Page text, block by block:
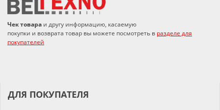
Чек товара и другу информацию, касаемую
покупки и возврата товар вы можете посмотреть в разделе для
покупателей
ДЛЯ ПОКУПАТЕЛЯ